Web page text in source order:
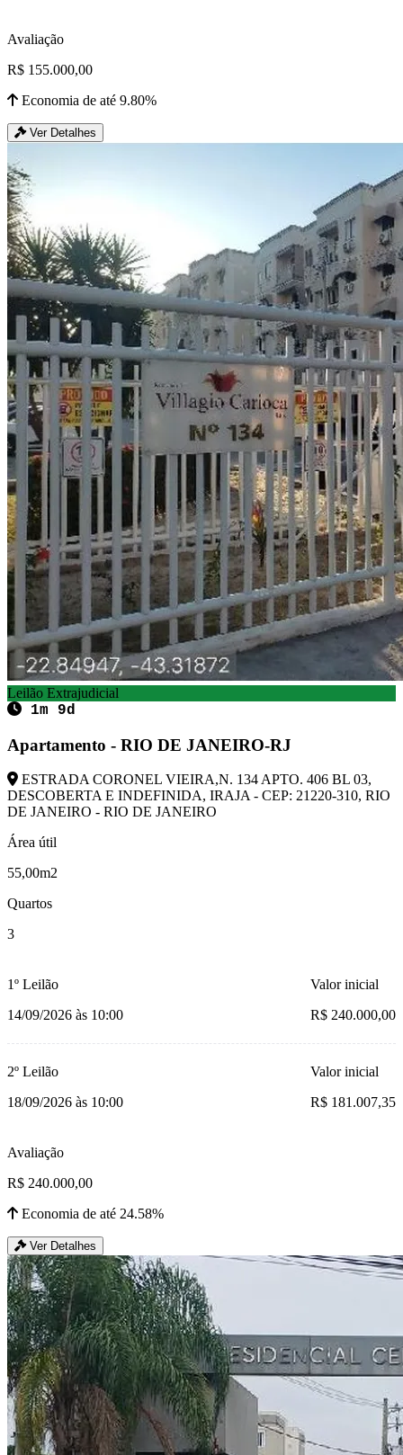
Avaliação
R$ 155.000,00
Economia de até 9.80%
Ver Detalhes
Leilão Extrajudicial
1m 9d
Apartamento - RIO DE JANEIRO-RJ
ESTRADA CORONEL VIEIRA,N. 134 APTO. 406 BL 03,
DESCOBERTA E INDEFINIDA, IRAJA - CEP: 21220-310, RIO
DE JANEIRO - RIO DE JANEIRO
Área útil
55,00m2
Quartos
3
1º Leilão
14/09/2026 às 10:00
Valor inicial
R$ 240.000,00
2º Leilão
18/09/2026 às 10:00
Valor inicial
R$ 181.007,35
Avaliação
R$ 240.000,00
Economia de até 24.58%
Ver Detalhes